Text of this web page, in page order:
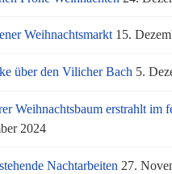
Weihnachtsmarkt 15.
über den Vilicher Bach 5.
Weihnachtsbaum erstrahlt im
2024
Nachtarbeiten 27.